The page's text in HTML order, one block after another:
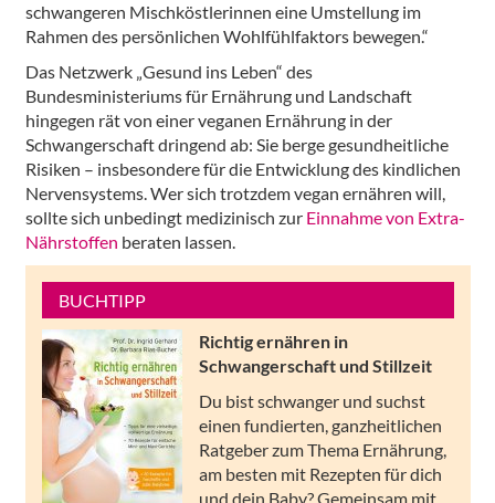
schwangeren Mischköstlerinnen eine Umstellung im
Rahmen des persönlichen Wohlfühlfaktors bewegen.“
Das Netzwerk „Gesund ins Leben“ des
Bundesministeriums für Ernährung und Landschaft
hingegen rät von einer veganen Ernährung in der
Schwangerschaft dringend ab: Sie berge gesundheitliche
Risiken – insbesondere für die Entwicklung des kindlichen
Nervensystems. Wer sich trotzdem vegan ernähren will,
sollte sich unbedingt medizinisch zur Einnahme von Extra-
Nährstoffen beraten lassen.
BUCHTIPP
Richtig ernähren in
Schwangerschaft und Stillzeit
Du bist schwanger und suchst
einen fundierten, ganzheitlichen
Ratgeber zum Thema Ernährung,
am besten mit Rezepten für dich
und dein Baby? Gemeinsam mit